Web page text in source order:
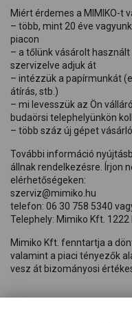
Miért érdemes a MIMIKO-t
– több, mint 20 éve
piacon
– a tőlünk vásárolt
szervizelve adjuk át
– intézzük a papírmunkát
átírás, stb.)
– mi levesszük az Ön
budaörsi telephelyünkön
– több száz új gépet
További információ
állnak rendelkezésre. Írjon
elérhetőségeken:
szerviz@mimiko.hu
telefon: 06 30 758 5340
Telephely: Mimiko Kft. 1222
Mimiko Kft. fenntartja a
valamint a piaci tényezők
vesz át bizományosi